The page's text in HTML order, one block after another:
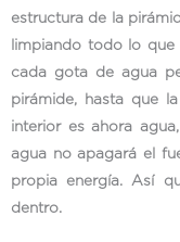
estructura de la
limpiando todo lo
cada gota de agua
pirámide, hasta que
interior es ahora
agua no apagará el
propia energía. Así
dentro.